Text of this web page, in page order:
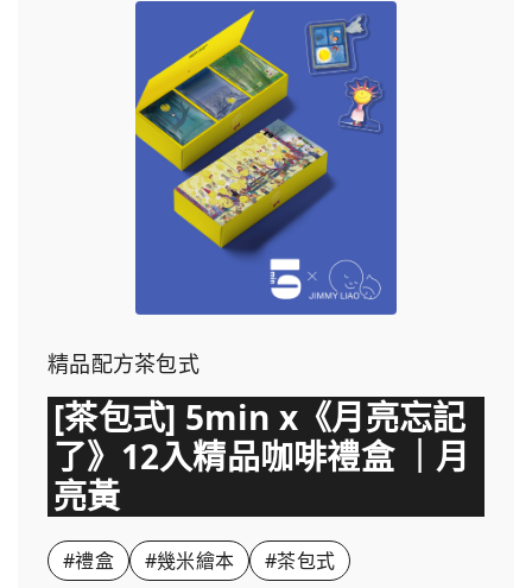
精品配方茶包式
[茶包式] 5min x《月亮忘記
了》12入精品咖啡禮盒 ｜月
亮黃
#禮盒 #幾米繪本 #茶包式